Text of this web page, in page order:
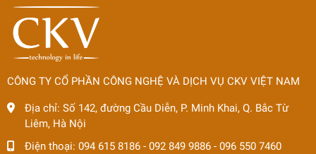
CÔNG TY CỔ PHẦN CÔNG NGHỆ VÀ DỊCH VỤ CKV VIỆT NAM
Địa chỉ: Số 142, đường Cầu Diễn, P. Minh Khai, Q. Bắc Từ
Liêm, Hà Nội
Điện thoại: 094 615 8186 - 092 849 9886 - 096 550 7460